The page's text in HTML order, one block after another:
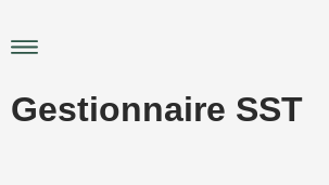
toMain
Gestionnaire SST